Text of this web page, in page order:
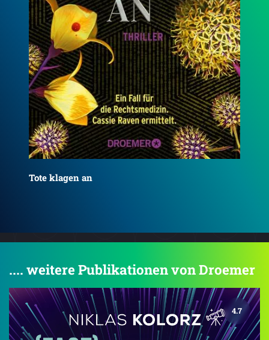
.... weitere Publikationen von Droemer
4.7